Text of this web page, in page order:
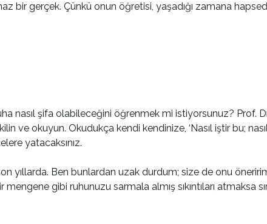
bir gerçek. Çünkü onun öğretisi, yaşadığı zamana
nasıl şifa olabileceğini öğrenmek mi istiyorsunuz? Prof.
ve okuyun. Okudukça kendi kendinize, ‘Nasıl iştir bu;
yatacaksınız.
yıllarda. Ben bunlardan uzak durdum; size de onu
gibi ruhunuzu sarmala almış sıkıntıları atmaksa